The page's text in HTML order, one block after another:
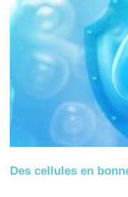
Des cellules en